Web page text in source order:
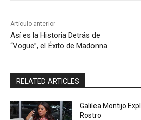
Artículo anterior
Así es la Historia Detrás de
“Vogue”, el Éxito de Madonna
RELATED ARTICLES
Galilea Montijo
Rostro